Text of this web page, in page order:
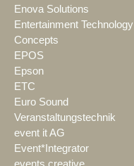
Enova Solutions
Entertainment Technology
Concepts
EPOS
Epson
ETC
Euro Sound
Veranstaltungstechnik
event it AG
Event*Integrator